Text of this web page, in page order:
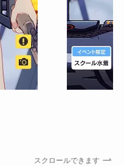
スクロールできます